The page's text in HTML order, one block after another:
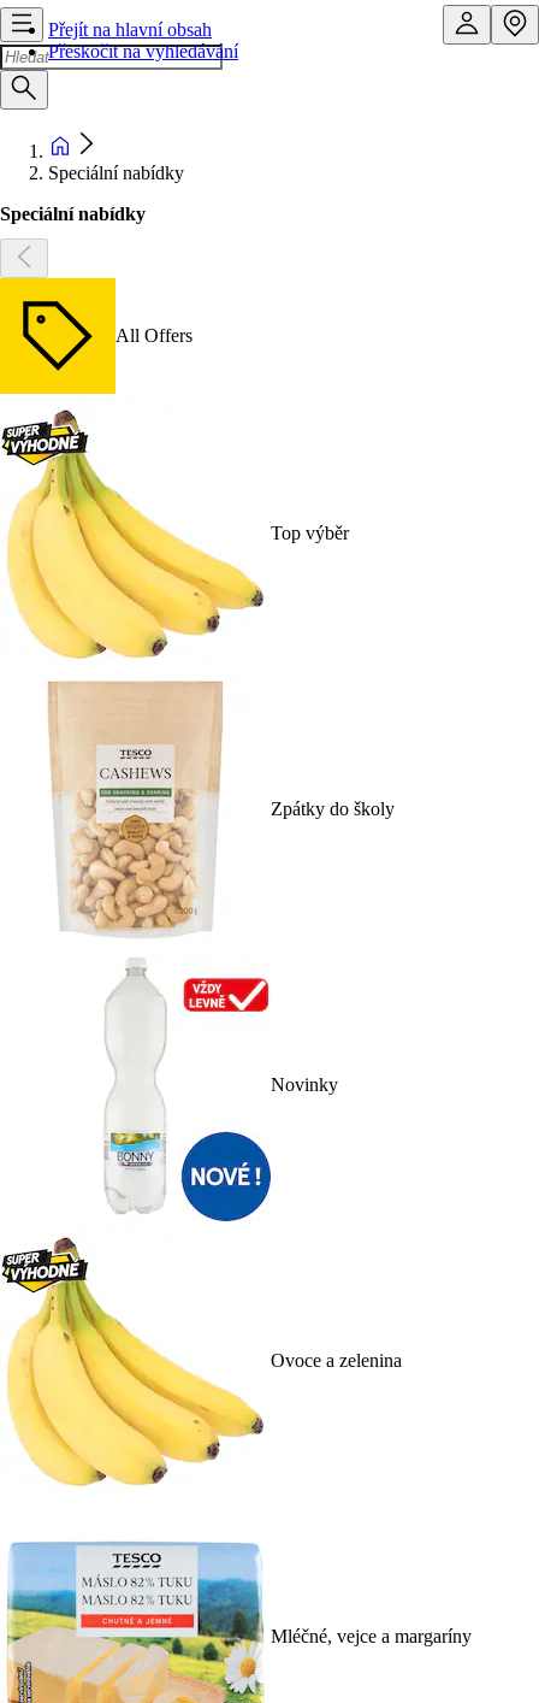
Přejít na hlavní obsah
Přeskočit na vyhledávání
Speciální nabídky
Speciální nabídky
All Offers
Top výběr
Zpátky do školy
Novinky
Ovoce a zelenina
Mléčné, vejce a margaríny